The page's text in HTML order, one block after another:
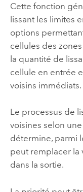
Cette fonction
lissant les limites
options
cellules des
la quantité de
cellule en entrée
voisins immédiats.
Le processus de
voisines selon
détermine, parmi
peut remplacer la
dans la sortie.